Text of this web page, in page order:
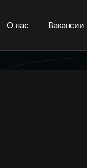
О нас Вакансии